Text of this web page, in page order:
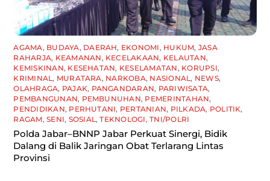
AGAMA, BUDAYA, DAERAH, EKONOMI , HUKUM, JASA
RAHARJA, KEAMANAN , KECELAKAAN, KELAUTAN,
KEMISKINAN, KESEHATAN, KESELAMATAN , KORUPSI,
KRIMINAL , MURATARA, NARKOBA, NASIONAL , NEWS,
OLAHRAGA, PAJAK, PANGANDARAN, PARIWISATA,
PEMBANGUNAN, PEMBUNUHAN, PEMERINTAHAN,
PENDIDIKAN, PERHUTANI, PERTANIAN, PILKADA, POLITIK,
RAGAM,SENI, SOSIAL ,TEKNOLOGI ,TNI/POLRI
Polda Jabar–BNNP Jabar Perkuat Sinergi, Bidik
Dalang di Balik Jaringan Obat Terlarang Lintas
Provinsi